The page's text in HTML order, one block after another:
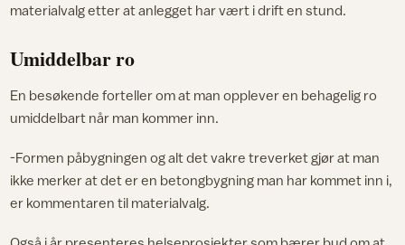
materialvalg etter at anlegget har vært i drift en stund.
Umiddelbar ro
En besøkende forteller om at man opplever en behagelig ro
umiddelbart når man kommer inn.
-Formen påbygningen og alt det vakre treverket gjør at man
ikke merker at det er en betongbygning man har kommet inn i,
er kommentaren til materialvalg.